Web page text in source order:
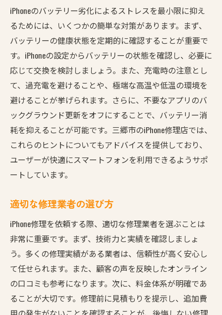
他の修理サービスとの比較
バッテリー交換後に期待できるiPhoneの性能向上
と使用感
交換後の使用感と実感
スマホの寿命を延ばす方法
使用頻度に応じたバッテリー管理
効果的なパフォーマンス向上技術
定期的なチェックの重要性
三郷市のiPhone修理でスマホライフをサポート安
心のバッテリー交換
カスタマイズされたサービスの提供
修理専門店が持つ強み
お客様の声に応える姿勢
持続的なサポート体制
バッテリー交換で得る安心感
iPhoneのバッテリー劣化によるストレスを最小限に抑え
るためには、いくつかの簡単な対策があります。まず、
バッテリーの健康状態を定期的に確認することが重要で
す。iPhoneの設定からバッテリーの状態を確認し、必要に
応じて交換を検討しましょう。また、充電時の注意とし
て、過充電を避けることや、極端な高温や低温の環境を
避けることが挙げられます。さらに、不要なアプリのバ
ックグラウンド更新をオフにすることで、バッテリー消
耗を抑えることが可能です。三郷市のiPhone修理店では、
これらのヒントについてもアドバイスを提供しており、
ユーザーが快適にスマートフォンを利用できるようサポ
ートしています。
適切な修理業者の選び方
iPhone修理を依頼する際、適切な修理業者を選ぶことは
非常に重要です。まず、技術力と実績を確認しましょ
う。多くの修理実績がある業者は、信頼性が高く安心し
て任せられます。また、顧客の声を反映したオンライン
の口コミも参考になります。次に、料金体系が明確であ
ることが大切です。修理前に見積もりを提示し、追加費